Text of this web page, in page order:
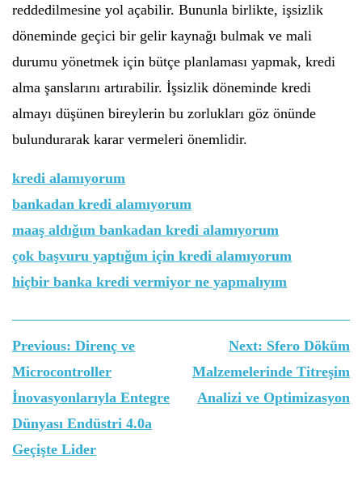
reddedilmesine yol açabilir. Bununla birlikte, işsizlik
döneminde geçici bir gelir kaynağı bulmak ve mali
durumu yönetmek için bütçe planlaması yapmak, kredi
alma şanslarını artırabilir. İşsizlik döneminde kredi
almayı düşünen bireylerin bu zorlukları göz önünde
bulundurarak karar vermeleri önemlidir.
kredi alamıyorum
bankadan kredi alamıyorum
maaş aldığım bankadan kredi alamıyorum
çok başvuru yaptığım için kredi alamıyorum
hiçbir banka kredi vermiyor ne yapmalıyım
Yazı
gezinmesi
Previous: Direnç ve
Microcontroller
İnovasyonlarıyla Entegre
Dünyası Endüstri 4.0a
Geçişte Lider
Next: Sfero Döküm
Malzemelerinde Titreşim
Analizi ve Optimizasyon